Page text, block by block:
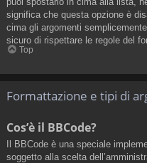
significa che questa opzione è
cima gli argomenti
sicuro di rispettare le regole del
Top
Formattazione e tipi di
Cos’è il BBCode?
Il BBCode è una speciale
soggetto alla scelta